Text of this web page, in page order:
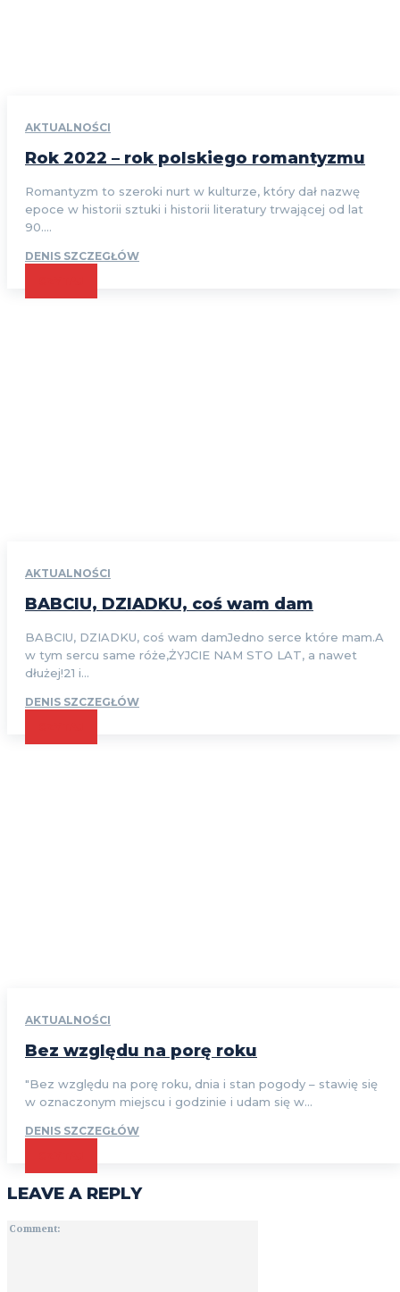
AKTUALNOŚCI
Rok 2022 – rok polskiego romantyzmu
Romantyzm to szeroki nurt w kulturze, który dał nazwę
epoce w historii sztuki i historii literatury trwającej od lat
90....
DENIS SZCZEGŁÓW
AKTUALNOŚCI
BABCIU, DZIADKU, coś wam dam
BABCIU, DZIADKU, coś wam damJedno serce które mam.A
w tym sercu same róże,ŻYJCIE NAM STO LAT, a nawet
dłużej!21 i...
DENIS SZCZEGŁÓW
AKTUALNOŚCI
Bez względu na porę roku
"Bez względu na porę roku, dnia i stan pogody – stawię się
w oznaczonym miejscu i godzinie i udam się w...
DENIS SZCZEGŁÓW
LEAVE A REPLY